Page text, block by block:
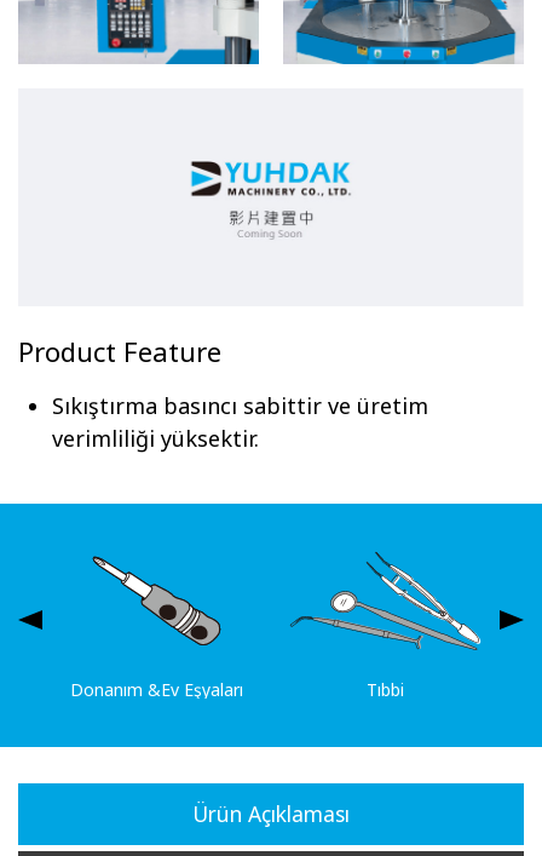
Product Feature
Sıkıştırma basıncı sabittir ve üretim
verimliliği yüksektir.
Donanım &Ev Eşyaları Tıbbi
Ürün Açıklaması